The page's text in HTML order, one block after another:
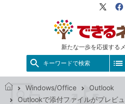
新たな一歩を応援する
X（旧
キーワードで検索
で
Windows/Office
Outlook
Outlookで添付ファイルがプレビ